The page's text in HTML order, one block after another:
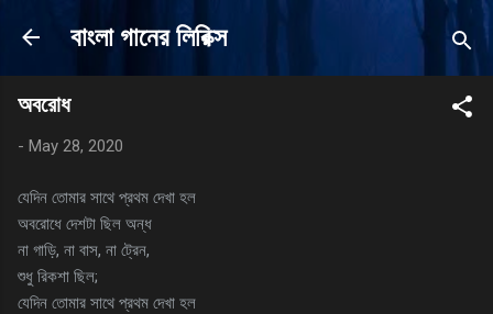
Skip to main content
বাংলা গানের লিরিক্স
অবরোধ
- May 28, 2020
যেদিন তোমার সাথে প্রথম দেখা হল
অবরোধে দেশটা ছিল অন্ধ
না গাড়ি, না বাস, না ট্রেন,
শুধু রিকশা ছিল;
যেদিন তোমার সাথে প্রথম দেখা হল